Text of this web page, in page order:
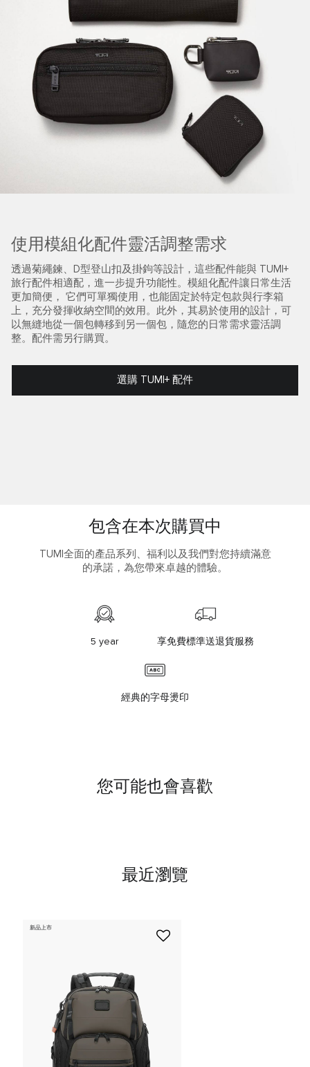
使用模組化配件靈活調整需求
透過菊繩鍊、D型登山扣及掛鉤等設計，這些配件能與 TUMI+
旅行配件相適配，進一步提升功能性。模組化配件讓日常生活
更加簡便， 它們可單獨使用，也能固定於特定包款與行李箱
上，充分發揮收納空間的效用。此外，其易於使用的設計，可
以無縫地從一個包轉移到另一個包，隨您的日常需求靈活調
整。配件需另行購買。
選購 TUMI+ 配件
包含在本次購買中
TUMI全面的產品系列、福利以及我們對您持續滿意
的承諾，為您帶來卓越的體驗。
5 year 享免費標準送退貨服務
經典的字母燙印
您可能也會喜歡
最近瀏覽
新品上市